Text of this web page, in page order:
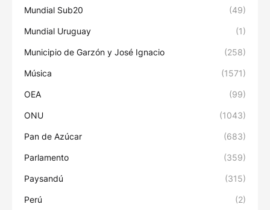
Mundial Sub20 (49)
Mundial Uruguay (1)
Municipio de Garzón y José Ignacio (258)
Música (1571)
OEA (99)
ONU (1043)
Pan de Azúcar (683)
Parlamento (359)
Paysandú (315)
Perú (2)